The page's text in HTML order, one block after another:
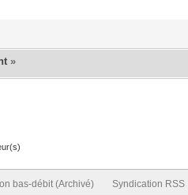
»
bas-débit (Archivé) Syndication RSS